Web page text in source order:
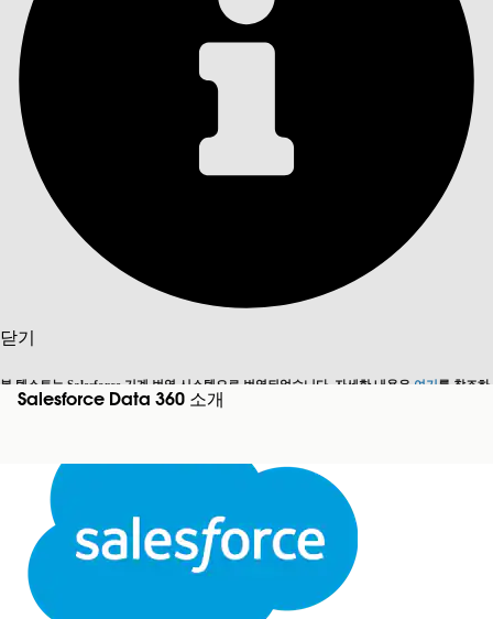
닫기
본 텍스트는 Salesforce 기계 번역 시스템으로 번역되었습니다. 자세한 내용은 여기를 참조하
세요.
영어로 전환 지금 안 함
닫기
Salesforce Data 360 소개